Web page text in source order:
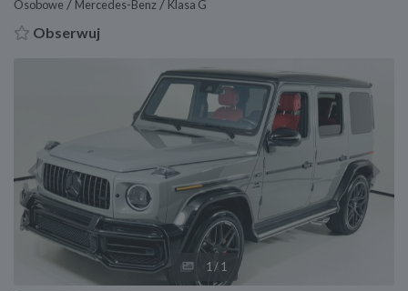
Osobowe Mercedes-Benz Klasa G
Obserwuj
Previous Next
1 /1